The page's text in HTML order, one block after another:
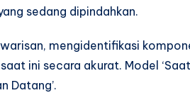
sedang dipindahkan.
mengidentifikasi
ini secara akurat. Model
Datang’.